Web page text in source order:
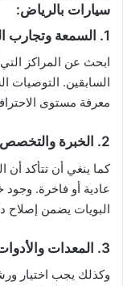
سيارات بالرياض:
1. السمعة وتجارب العملاء
ابحث عن المراكز
السابقين. التوصيات
معرفة مستوى
2. الخبرة والتخصص
كما ينغي أن تتأكد
عادية أو فاخرة.
البويات يضمن إصلاح
3. المعدات والأدوات الحديثة
وكذلك يجب اختيار